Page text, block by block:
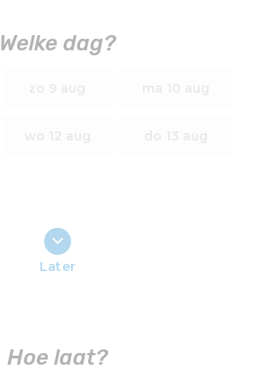
Welke dag?
Later
Hoe laat?